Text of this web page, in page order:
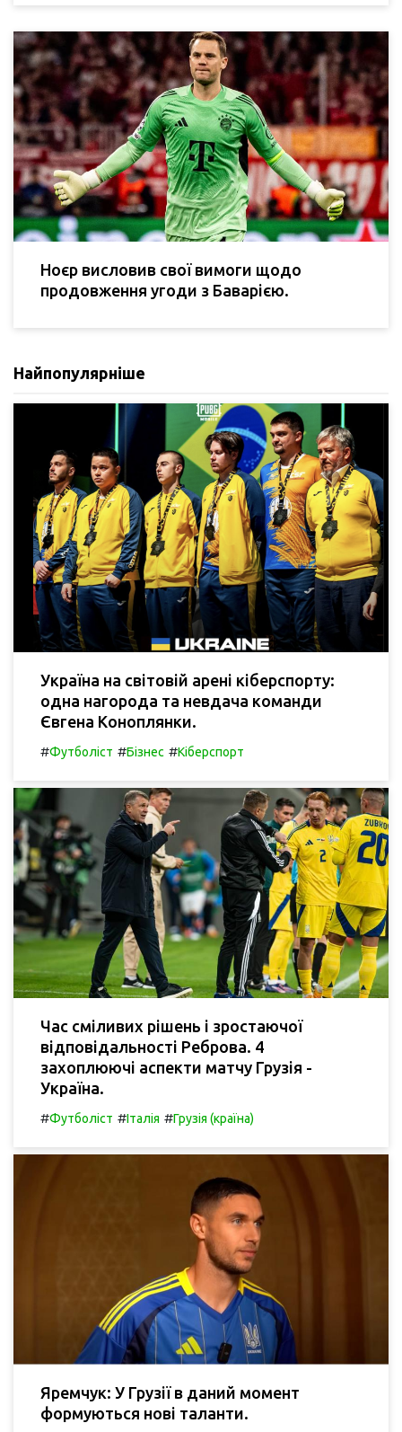
Ноєр висловив свої вимоги щодо
продовження угоди з Баварією.
Найпопулярніше
Україна на світовій арені кіберспорту:
одна нагорода та невдача команди
Євгена Коноплянки.
#Футболіст #Бізнес #Кіберспорт
Час сміливих рішень і зростаючої
відповідальності Реброва. 4
захоплюючі аспекти матчу Грузія -
Україна.
#Футболіст #Італія #Грузія (країна)
Яремчук: У Грузії в даний момент
формуються нові таланти.